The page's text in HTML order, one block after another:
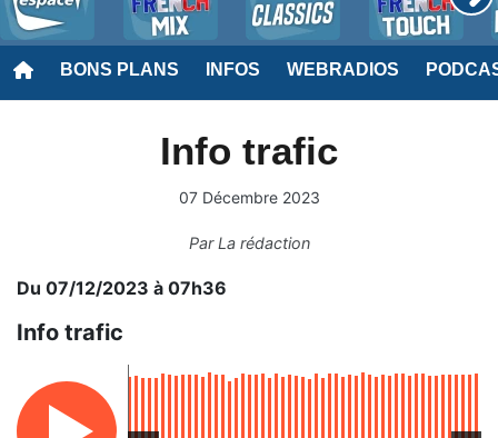
BONS PLANS INFOS WEBRADIOS
Info trafic
07 Décembre 2023
ParLa rédaction
Du 07/12/2023 à 07h36
Info trafic